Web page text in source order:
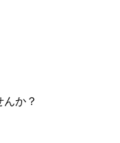
か？